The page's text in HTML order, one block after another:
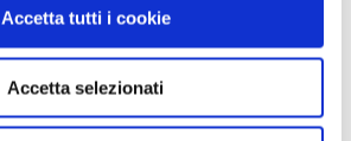
Accetta tutti i cookie
Accetta selezionati